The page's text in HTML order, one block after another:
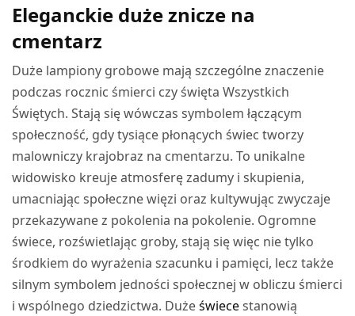
Eleganckie duże znicze na
cmentarz
Duże lampiony grobowe mają szczególne znaczenie
podczas rocznic śmierci czy święta Wszystkich
Świętych. Stają się wówczas symbolem łączącym
społeczność, gdy tysiące płonących świec tworzy
malowniczy krajobraz na cmentarzu. To unikalne
widowisko kreuje atmosferę zadumy i skupienia,
umacniając społeczne więzi oraz kultywując zwyczaje
przekazywane z pokolenia na pokolenie. Ogromne
świece, rozświetlając groby, stają się więc nie tylko
środkiem do wyrażenia szacunku i pamięci, lecz także
silnym symbolem jedności społecznej w obliczu śmierci
i wspólnego dziedzictwa. Dużeświecestanowią